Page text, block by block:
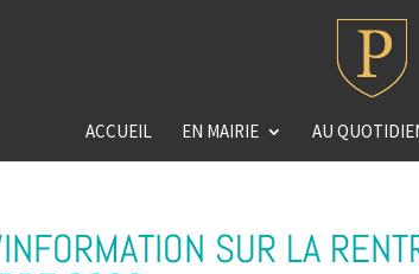
ACCUEIL EN MAIRIE AU
SUR LA